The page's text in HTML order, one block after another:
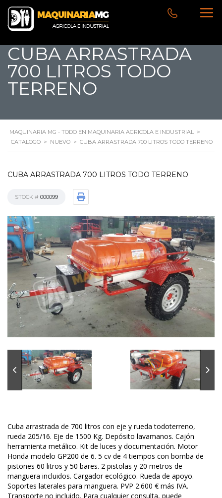
CUBA ARRASTRADA
700 LITROS TODO
TERRENO
MAQUINARIA MG - TODO EN MAQUINARIA AGRICOLA E INDUSTRIAL >
CATALOGO > NUEVO > CUBA ARRASTRADA 700 LITROS TODO TERRENO
CUBA ARRASTRADA 700 LITROS TODO TERRENO
STOCK # 000099
Cuba arrastrada de 700 litros con eje y rueda todoterreno,
rueda 205/16. Eje de 1500 Kg. Depósito lavamanos. Cajón
herramienta metálico. Kit de luces y documentación. Motor
Honda modelo GP200 de 6. 5 cv de 4 tiempos con bomba de
pistones 60 litros y 50 bares. 2 pistolas y 20 metros de
manguera incluidos. Cargador ecológico. Rueda de apoyo.
Soportes laterales para manguera. PVP 2.600 € más IVA.
Transporte no incluido. Para cualquier consulta, puede